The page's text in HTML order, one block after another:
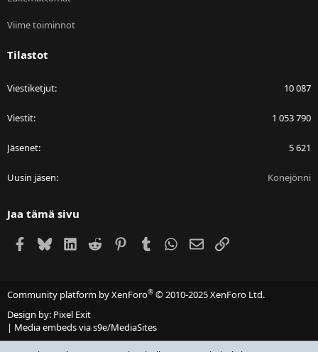
Viime toiminnot
Tilastot
Viestiketjut 10 087
Viestit 1 053 790
Jäsenet 5 621
Uusin jäsen Konejönni
Jaa tämä sivu
Facebook
BlueskyLinkedIn
Reddit PinterestTumblr WhatsApp
Sähköposti
Linkki
Community platform by XenForo® © 2010-2025 XenForo Ltd.
Design by: Pixel Exit
| Media embeds via s9e/MediaSites